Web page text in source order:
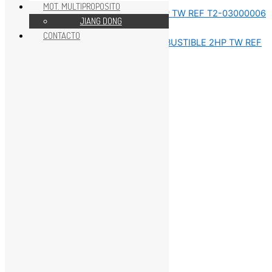
REPUESTOS MOTOR 2 HP
MOT. MULTIPROPOSITO
JIANG DONG
CONTACTO